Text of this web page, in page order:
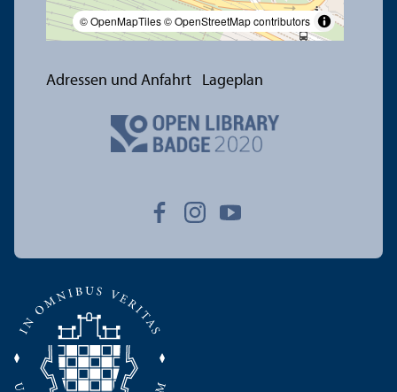
© OpenMapTiles© OpenStreetMap contributors
Adressen und Anfahrt Lageplan